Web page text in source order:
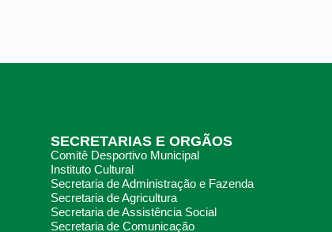
SECRETARIAS E ORGÃOS
Comitê Desportivo Municipal
Instituto Cultural
Secretaria de Administração e Fazenda
Secretaria de Agricultura
Secretaria de Assistência Social
Secretaria de Comunicação